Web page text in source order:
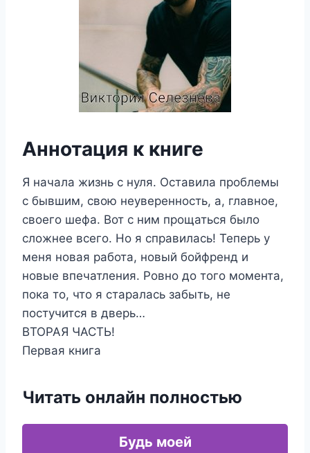
Аннотация к книге
Я начала жизнь с нуля. Оставила проблемы
с бывшим, свою неуверенность, а, главное,
своего шефа. Вот с ним прощаться было
сложнее всего. Но я справилась! Теперь у
меня новая работа, новый бойфренд и
новые впечатления. Ровно до того момента,
пока то, что я старалась забыть, не
постучится в дверь…
ВТОРАЯ ЧАСТЬ!
Первая книга
Читать онлайн полностью
Будь моей